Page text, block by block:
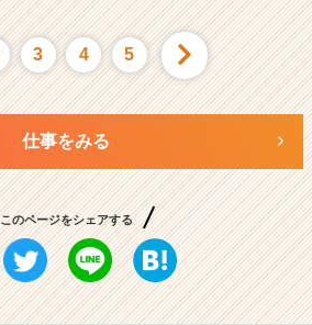
3 4 5
仕事をみる
このページをシェアする